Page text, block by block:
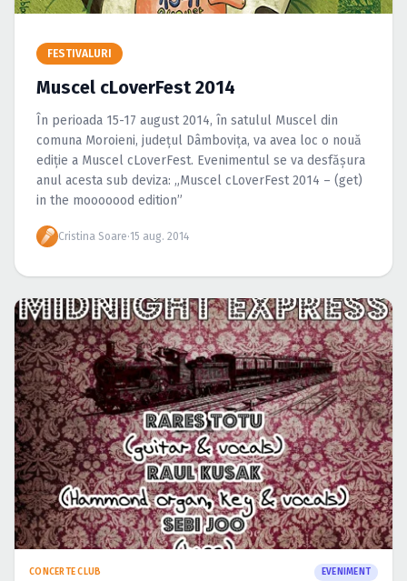
Caută în site...
FESTIVALURI
Muscel cLoverFest 2014
În perioada 15-17 august 2014, în satulul Muscel din
comuna Moroieni, judeţul Dâmboviţa, va avea loc o nouă
ediţie a Muscel cLoverFest. Evenimentul se va desfăşura
anul acesta sub deviza: „Muscel cLoverFest 2014 – (get)
in the mooooood edition”
Cristina Soare·15 aug. 2014
CONCERTE CLUB EVENIMENT